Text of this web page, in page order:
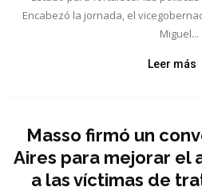
Encabezó la jornada, el
Miguel...
Leer más
Masso firmó un
Aires para mejorar el
a las víctimas de